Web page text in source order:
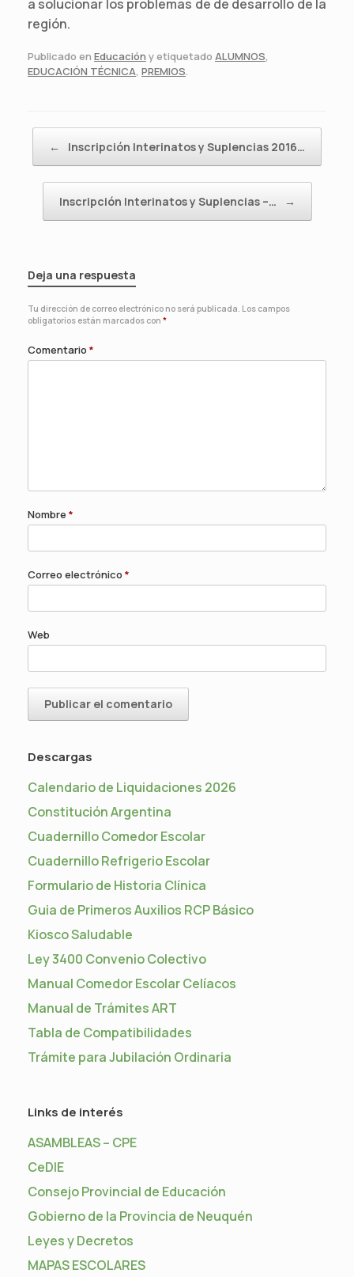
a solucionar los problemas de de desarrollo de la
región.
Publicado en Educación y etiquetado ALUMNOS,
EDUCACIÓN TÉCNICA, PREMIOS.
← Inscripción Interinatos y Suplencias 2016…
Inscripción Interinatos y Suplencias –… →
Deja una respuesta
Tu dirección de correo electrónico no será publicada. Los campos
obligatorios están marcados con *
Comentario *
Nombre *
Correo electrónico *
Web
Descargas
Calendario de Liquidaciones 2026
Constitución Argentina
Cuadernillo Comedor Escolar
Cuadernillo Refrigerio Escolar
Formulario de Historia Clínica
Guia de Primeros Auxilios RCP Básico
Kiosco Saludable
Ley 3400 Convenio Colectivo
Manual Comedor Escolar Celíacos
Manual de Trámites ART
Tabla de Compatibilidades
Trámite para Jubilación Ordinaria
Links de interés
ASAMBLEAS – CPE
CeDIE
Consejo Provincial de Educación
Gobierno de la Provincia de Neuquén
Leyes y Decretos
MAPAS ESCOLARES